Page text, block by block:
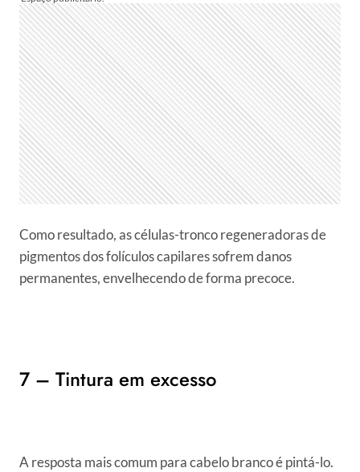
Como resultado, as células-tronco regeneradoras de
pigmentos dos folículos capilares sofrem danos
permanentes, envelhecendo de forma precoce.
7 – Tintura em excesso
A resposta mais comum para cabelo branco é pintá-lo.